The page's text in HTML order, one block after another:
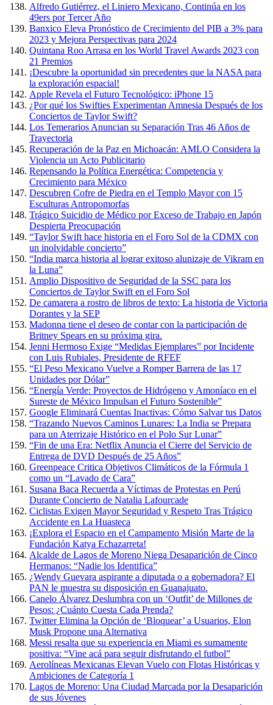
Alfredo Gutiérrez, el Liniero Mexicano, Continúa en los
49ers por Tercer Año
Banxico Eleva Pronóstico de Crecimiento del PIB a 3% para
2023 y Mejora Perspectivas para 2024
Quintana Roo Arrasa en los World Travel Awards 2023 con
21 Premios
¡Descubre la oportunidad sin precedentes que la NASA para
la exploración espacial!
Apple Revela el Futuro Tecnológico: iPhone 15
¿Por qué los Swifties Experimentan Amnesia Después de los
Conciertos de Taylor Swift?
Los Temerarios Anuncian su Separación Tras 46 Años de
Trayectoria
Recuperación de la Paz en Michoacán: AMLO Considera la
Violencia un Acto Publicitario
Repensando la Política Energética: Competencia y
Crecimiento para México
Descubren Cofre de Piedra en el Templo Mayor con 15
Esculturas Antropomorfas
Trágico Suicidio de Médico por Exceso de Trabajo en Japón
Despierta Preocupación
“Taylor Swift hace historia en el Foro Sol de la CDMX con
un inolvidable concierto”
“India marca historia al lograr exitoso alunizaje de Vikram en
la Luna”
Amplio Dispositivo de Seguridad de la SSC para los
Conciertos de Taylor Swift en el Foro Sol
De camarera a rostro de libros de texto: La historia de Victoria
Dorantes y la SEP
Madonna tiene el deseo de contar con la participación de
Britney Spears en su próxima gira.
Jenni Hermoso Exige “Medidas Ejemplares” por Incidente
con Luis Rubiales, Presidente de RFEF
“El Peso Mexicano Vuelve a Romper Barrera de las 17
Unidades por Dólar”
“Energía Verde: Proyectos de Hidrógeno y Amoníaco en el
Sureste de México Impulsan el Futuro Sostenible”
Google Eliminará Cuentas Inactivas: Cómo Salvar tus Datos
“Trazando Nuevos Caminos Lunares: La India se Prepara
para un Aterrizaje Histórico en el Polo Sur Lunar”
“Fin de una Era: Netflix Anuncia el Cierre del Servicio de
Entrega de DVD Después de 25 Años”
Greenpeace Critica Objetivos Climáticos de la Fórmula 1
como un “Lavado de Cara”
Susana Baca Recuerda a Víctimas de Protestas en Perú
Durante Concierto de Natalia Lafourcade
Ciclistas Exigen Mayor Seguridad y Respeto Tras Trágico
Accidente en La Huasteca
¡Explora el Espacio en el Campamento Misión Marte de la
Fundación Katya Echazarreta!
Alcalde de Lagos de Moreno Niega Desaparición de Cinco
Hermanos: “Nadie los Identifica”
¿Wendy Guevara aspirante a diputada o a gobernadora? El
PAN le muestra su disposición en Guanajuato.
Canelo Álvarez Deslumbra con un ‘Outfit’ de Millones de
Pesos: ¿Cuánto Cuesta Cada Prenda?
Twitter Elimina la Opción de ‘Bloquear’ a Usuarios, Elon
Musk Propone una Alternativa
Messi resalta que su experiencia en Miami es sumamente
positiva: “Vine acá para seguir disfrutando el futbol”
Aerolíneas Mexicanas Elevan Vuelo con Flotas Históricas y
Ambiciones de Categoría 1
Lagos de Moreno: Una Ciudad Marcada por la Desaparición
de sus Jóvenes